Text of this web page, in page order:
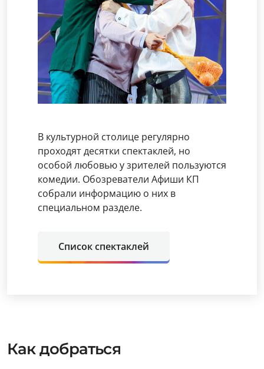
В культурной столице регулярно
проходят десятки спектаклей, но
особой любовью у зрителей пользуются
комедии. Обозреватели Афиши КП
собрали информацию о них в
специальном разделе.
Список спектаклей
Как добраться